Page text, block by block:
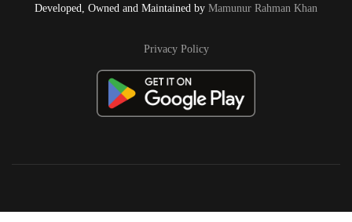
Developed, Owned and Maintained by Mamunur Rahman Khan
Privacy Policy